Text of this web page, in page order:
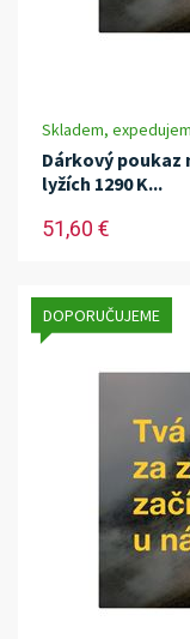
Skladem,
Dárkový poukaz
lyžích 1290 K...
51,60 €
DOPORUČUJEME